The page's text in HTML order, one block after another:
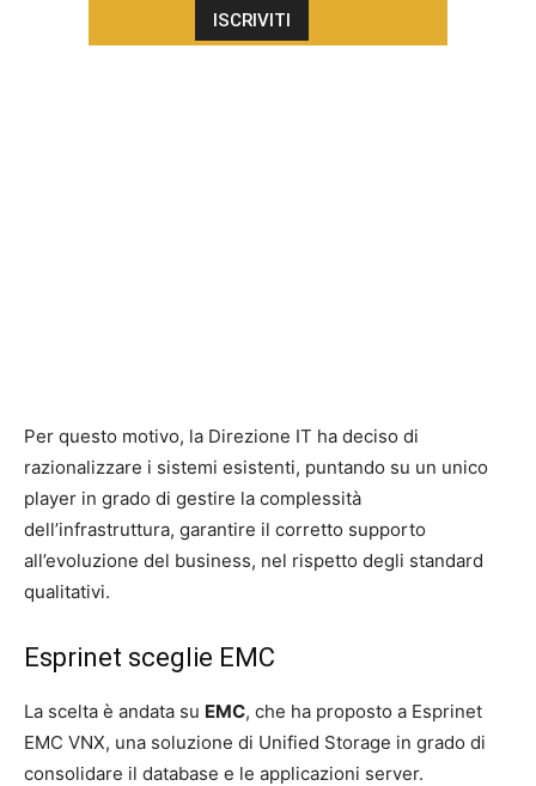
Per questo motivo, la Direzione IT ha deciso di
razionalizzare i sistemi esistenti, puntando su un unico
player in grado di gestire la complessità
dell’infrastruttura, garantire il corretto supporto
all’evoluzione del business, nel rispetto degli standard
qualitativi.
Esprinet sceglie EMC
La scelta è andata su EMC, che ha proposto a Esprinet
EMC VNX, una soluzione di Unified Storage in grado di
consolidare il database e le applicazioni server.